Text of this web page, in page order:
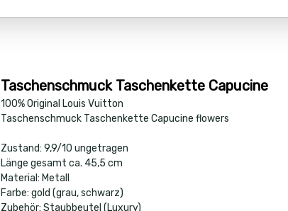
Taschenschmuck Taschenkette Capucine
100% Original Louis Vuitton
Taschenschmuck Taschenkette Capucine flowers
Zustand: 9,9/10 ungetragen
Länge gesamt ca. 45,5 cm
Material: Metall
Farbe: gold (grau, schwarz)
Zubehör: Staubbeutel (Luxury)